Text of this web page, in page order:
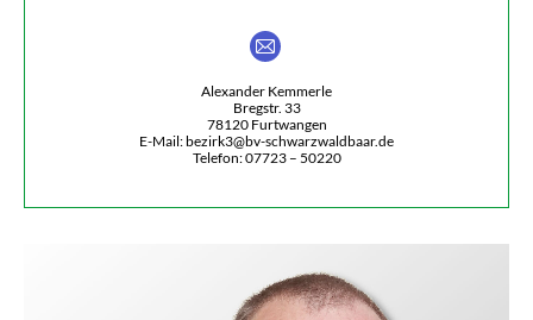
Alexander Kemmerle
Bregstr. 33
78120 Furtwangen
E-Mail: bezirk3@bv-schwarzwaldbaar.de
Telefon: 07723 – 50220
E-
mail